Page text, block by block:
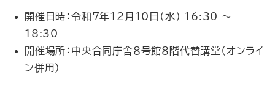
開催日時：令和7年12月10日（水） 16:30 ～
18:30
開催場所：中央合同庁舎８号館８階代替講堂（オンライ
ン併用）